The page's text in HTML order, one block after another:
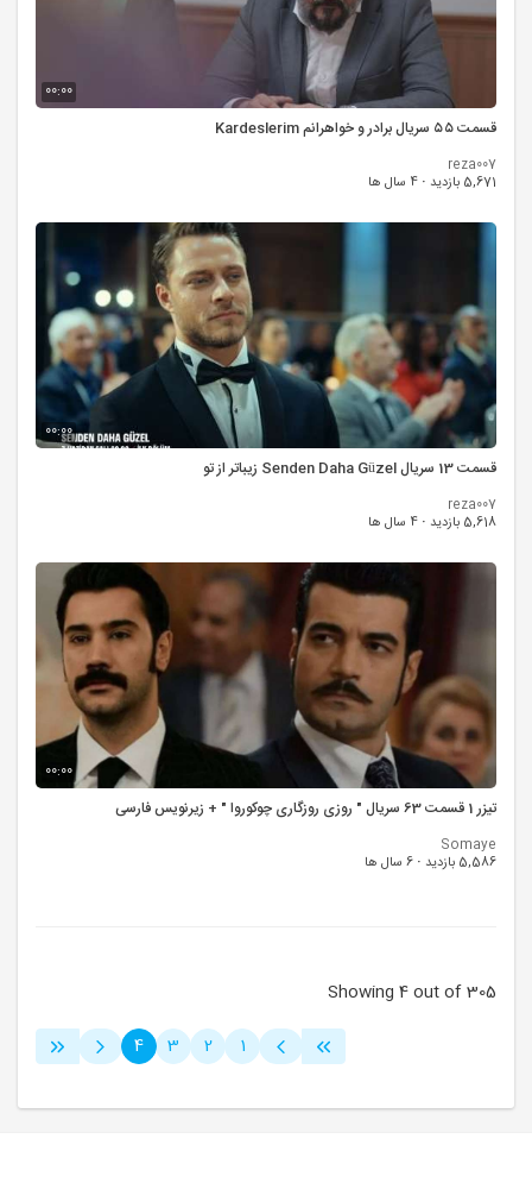
00:00
قسمت ۵۵ سریال برادر و خواهرانم Kardeslerim
reza007
5,671 بازدید
· 4 سال ها
00:00
قسمت 13 سریال Senden Daha Güzel زیباتر از تو
reza007
5,618 بازدید
· 4 سال ها
00:00
تیزر 1 قسمت 63 سریال " روزی روزگاری چوکوروا " + زیرنویس فارسی
Somaye
5,586 بازدید
· 6 سال ها
Showing 4 out of 305
1
2
3
4